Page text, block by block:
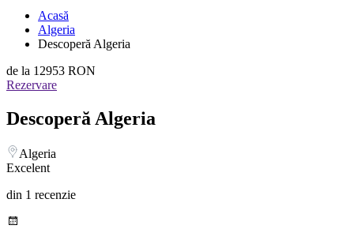
Acasă
Algeria
Descoperă Algeria
de la 12953 RON
Rezervare
Descoperă Algeria
Algeria
Excelent
din 1 recenzie